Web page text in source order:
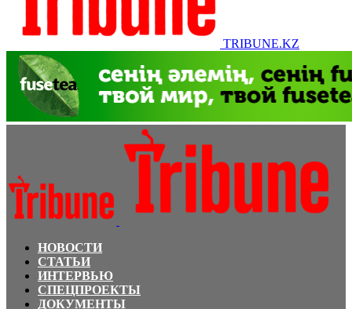
TRIBUNE.KZ
НОВОСТИ
СТАТЬИ
ИНТЕРВЬЮ
СПЕЦПРОЕКТЫ
ДОКУМЕНТЫ